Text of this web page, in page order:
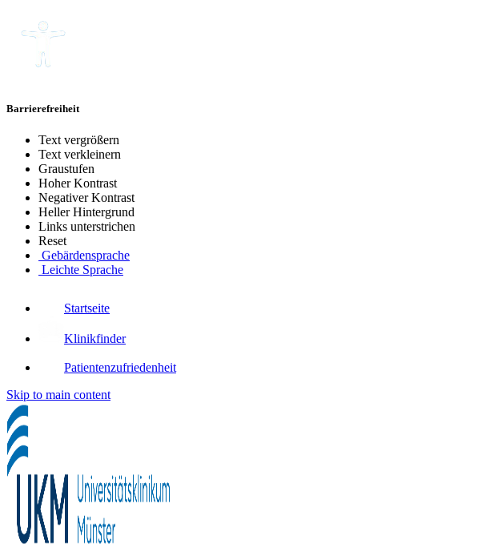
Barrierefreiheit
Text vergrößern
Text verkleinern
Graustufen
Hoher Kontrast
Negativer Kontrast
Heller Hintergrund
Links unterstrichen
Reset
Gebärdensprache
Leichte Sprache
Startseite
Klinikfinder
Patientenzufriedenheit
Skip to main content